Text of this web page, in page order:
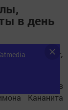
в день
–Симон Зилот,
в
Кананита